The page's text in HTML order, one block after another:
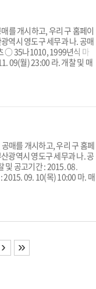
를 개시하고, 우리 구 홈페이
역시 영도구 세무과 나. 공매
○ 35나1010, 1999년식 마
09(월) 23:00 라. 개찰 및 매
매를 개시하고, 우리 구 홈페
광역시 영도구 세무과 나. 공
및 공고기간 : 2015. 08.
2015. 09. 10(목) 10:00 마. 매
› »